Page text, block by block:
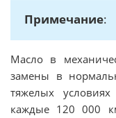
Примечание:
Масло в
замены в
тяжелых
каждые 120 000